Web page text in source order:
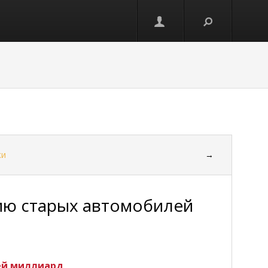
→
старых автомобилей